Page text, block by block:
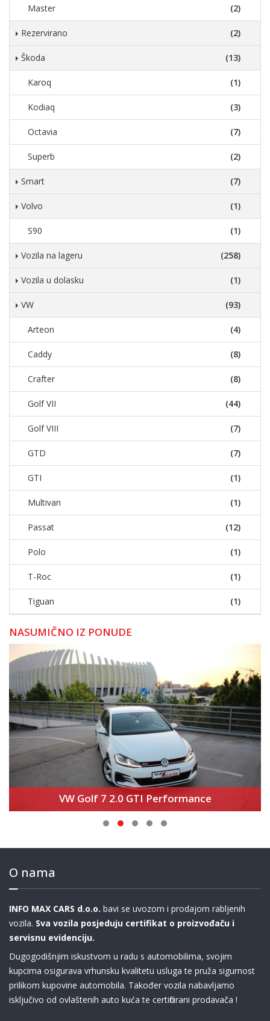
Master (2)
Rezervirano (2)
Škoda (13)
Karoq (1)
Kodiaq (3)
Octavia (7)
Superb (2)
Smart (7)
Volvo (1)
S90 (1)
Vozila na lageru (258)
Vozila u dolasku (1)
VW (93)
Arteon (4)
Caddy (8)
Crafter (8)
Golf VII (44)
Golf VIII (7)
GTD (7)
GTI (1)
Multivan (1)
Passat (12)
Polo (1)
T-Roc (1)
Tiguan (1)
NASUMIČNO IZ PONUDE
BMW 545e xDrive M Sport Edition
O nama
INFO MAX CARS d.o.o. bavi se uvozom i prodajom rabljenih
vozila. Sva vozila posjeduju certifikat o proizvođaču i
servisnu evidenciju.
Dugogodišnjim iskustvom u radu s automobilima, svojim
kupcima osigurava vrhunsku kvalitetu usluga te pruža sigurnost
prilikom kupovine automobila. Također vozila nabavljamo
isključivo od ovlaštenih auto kuća te certificirani prodavača !